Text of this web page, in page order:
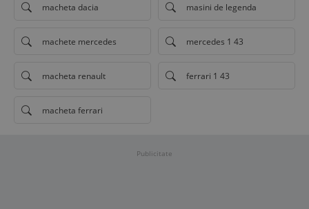
macheta dacia masini de legenda
machete mercedes mercedes 1 43
macheta renault ferrari 1 43
macheta ferrari
Publicitate